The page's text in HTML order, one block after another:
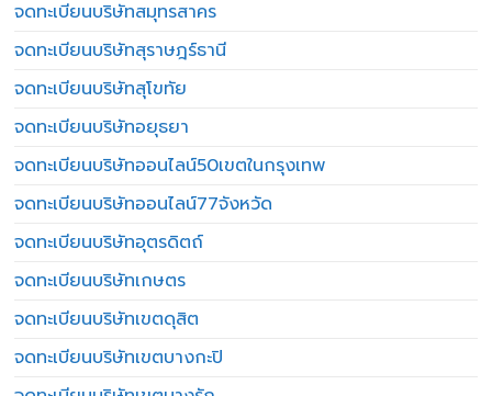
จดทะเบียนบริษัทสมุทรสาคร
จดทะเบียนบริษัทสุราษฎร์ธานี
จดทะเบียนบริษัทสุโขทัย
จดทะเบียนบริษัทอยุธยา
จดทะเบียนบริษัทออนไลน์50เขตในกรุงเทพ
จดทะเบียนบริษัทออนไลน์77จังหวัด
จดทะเบียนบริษัทอุตรดิตถ์
จดทะเบียนบริษัทเกษตร
จดทะเบียนบริษัทเขตดุสิต
จดทะเบียนบริษัทเขตบางกะปิ